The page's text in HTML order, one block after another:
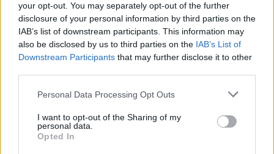
your opt-out. You may separately opt-out of the further
disclosure of your personal information by third parties on the
IAB’s list of downstream participants. This information may
also be disclosed by us to third parties on the IAB’s List of
Downstream Participants that may further disclose it to other
Personal Data Processing Opt Outs
I want to opt-out of the Sharing of my
personal data.
Opted In